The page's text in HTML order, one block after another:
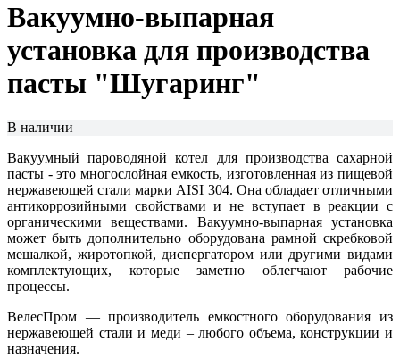
Вакуумно-выпарная
установка для производства
пасты "Шугаринг"
В наличии
Вакуумный пароводяной котел для производства сахарной
пасты - это многослойная емкость, изготовленная из пищевой
нержавеющей стали марки AISI 304. Она обладает отличными
антикоррозийными свойствами и не вступает в реакции с
органическими веществами. Вакуумно-выпарная установка
может быть дополнительно оборудована рамной скребковой
мешалкой, жиротопкой, диспергатором или другими видами
комплектующих, которые заметно облегчают рабочие
процессы.
ВелесПром — производитель емкостного оборудования из
нержавеющей стали и меди – любого объема, конструкции и
назначения.